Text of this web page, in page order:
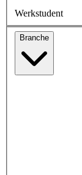
Werkstudent
Branche